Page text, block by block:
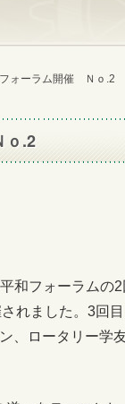
ォーラム開催 Ｎｏ.2
ｏ.2
和フォーラムの
れました。3回
、ロータリー学